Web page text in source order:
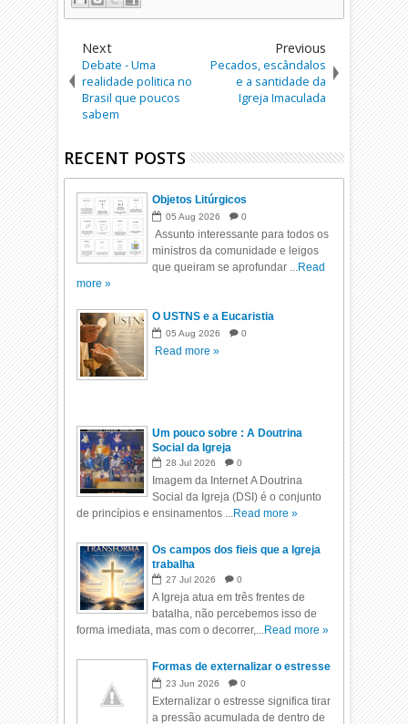
Next
Debate - Uma
realidade politica no
Brasil que poucos
sabem
Previous
Pecados, escândalos
e a santidade da
Igreja Imaculada
RECENT POSTS
Objetos Litúrgicos
05 Aug 2026 0
Assunto interessante para todos os
ministros da comunidade e leigos
que queiram se aprofundar ...Read
more »
O USTNS e a Eucaristia
05 Aug 2026 0
Read more »
Um pouco sobre : A Doutrina
Social da Igreja
28 Jul 2026 0
Imagem da Internet A Doutrina
Social da Igreja (DSI) é o conjunto
de princípios e ensinamentos ...Read more »
Os campos dos fieis que a Igreja
trabalha
27 Jul 2026 0
A Igreja atua em três frentes de
batalha, não percebemos isso de
forma imediata, mas com o decorrer,...Read more »
Formas de externalizar o estresse
23 Jun 2026 0
Externalizar o estresse significa tirar
a pressão acumulada de dentro de